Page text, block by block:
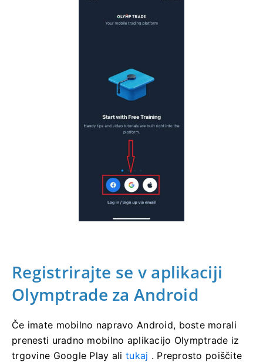
Registrirajte se v aplikaciji
Olymptrade za Android
Če imate mobilno napravo Android, boste morali
prenesti uradno mobilno aplikacijo Olymptrade iz
trgovine Google Play ali tukaj . Preprosto poiščite